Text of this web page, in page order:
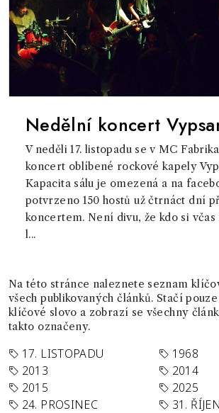
Nedělní koncert
V neděli 17. listopadu se v MC
koncert oblíbené rockové kapely
Kapacita sálu je omezená a na
potvrzeno 150 hostů už čtrnáct dní
koncertem. Není divu, že kdo si včas
l...
Na této stránce naleznete seznam
všech publikovaných článků. Stačí
klíčové slovo a zobrazí se všechny
takto označeny.
17. LISTOPADU
1968
2013
2014
2015
2025
24. PROSINEC
31. ŘÍJEN